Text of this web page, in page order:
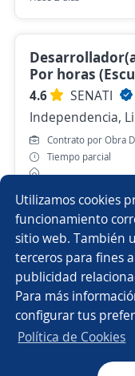
Por horas
4.6
SENATI
Independencia,
Contrato por Obra
Tiempo parcial
Hace 1 hora
Utilizamos cookies
funcionamiento
sitio web. También
terceros para fines
publicidad
Para más
configurar tus
Política de Cookies